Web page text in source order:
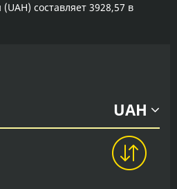
составляет 3928,57 в
UAH